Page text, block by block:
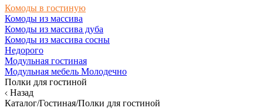
Комоды в гостиную
Комоды из массива
Комоды из массива дуба
Комоды из массива сосны
Недорого
Модульная гостиная
Модульная мебель Молодечно
Полки для гостиной
Назад
Каталог/Гостиная/Полки для гостиной